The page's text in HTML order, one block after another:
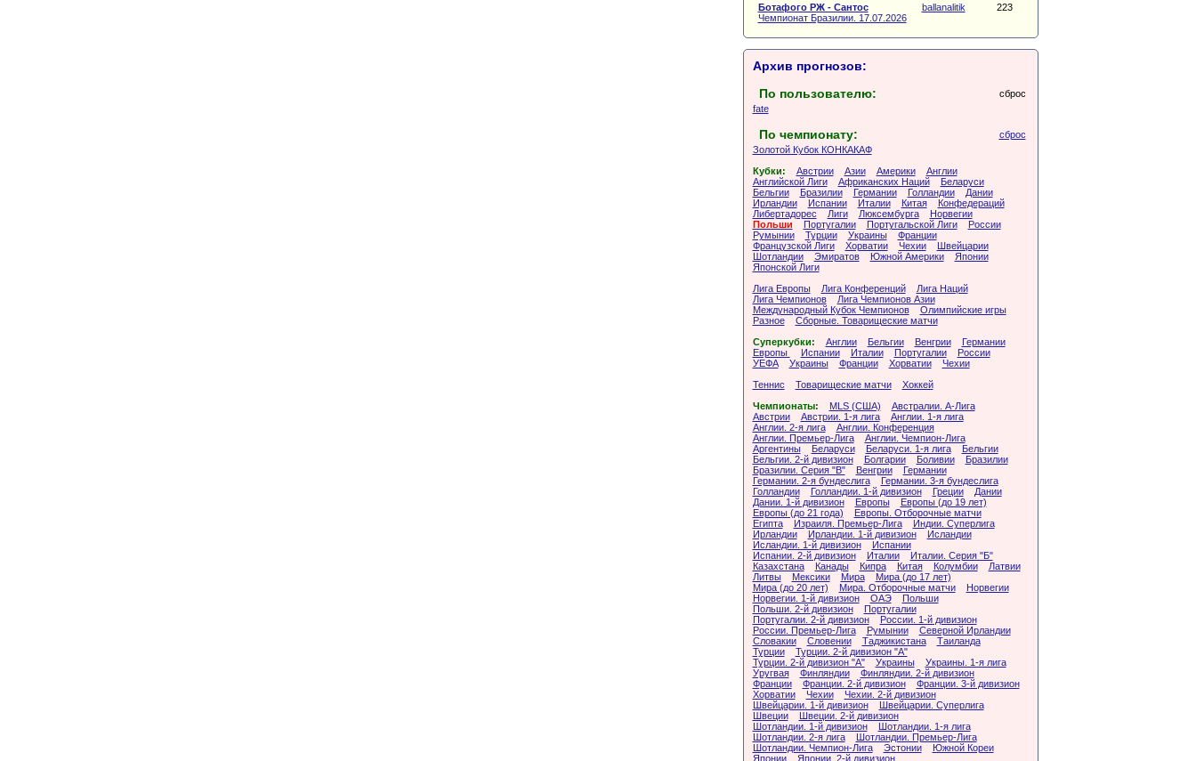
Ботафого РЖ - Сантос
Чемпионат Бразилии. 17.07.2026
ballanalitik 223
Архив прогнозов:
По пользователю:
сброс
fate
По чемпионату:
сброс
Золотой Кубок КОНКАКАФ
Кубки:
Австрии Азии Америки
Англии
Английской Лиги
Африканских Наций
Беларуси
Бельгии
Бразилии Германии Голландии
Дании
Ирландии
Испании Италии Китая
Конфедераций
Либертадорес
Лиги Люксембурга
Норвегии
Польши
Португалии Португальской Лиги
России
Румынии
Турции Украины
Франции
Французской Лиги
Хорватии Чехии
Швейцарии
Шотландии
Эмиратов Южной Америки
Японии
Японской Лиги
Лига Европы
Лига Конференций
Лига Наций
Лига Чемпионов
Лига Чемпионов Азии
Международный Кубок Чемпионов
Олимпийские игры
Разное
Сборные. Товарищеские матчи
Суперкубки:
Англии Бельгии Венгрии
Германии
Европы
Испании Италии Португалии
России
УЕФА
Украины Франции Хорватии
Чехии
Теннис
Товарищеские матчи
Хоккей
Чемпионаты:
MLS (США)
Австралии. А-Лига
Австрии
Австрии. 1-я лига
Англии. 1-я лига
Англии. 2-я лига
Англии. Конференция
Англии. Премьер-Лига
Англии. Чемпион-Лига
Аргентины
Беларуси Беларуси. 1-я лига
Бельгии
Бельгии. 2-й дивизион
Болгарии Боливии
Бразилии
Бразилии. Серия "B"
Венгрии
Германии
Германии. 2-я бундеслига
Германии. 3-я бундеслига
Голландии
Голландии. 1-й дивизион Греции
Дании
Дании. 1-й дивизион
Европы
Европы (до 19 лет)
Европы (до 21 года)
Европы. Отборочные матчи
Египта
Израиля. Премьер-Лига
Индии. Суперлига
Ирландии
Ирландии. 1-й дивизион
Исландии
Исландии. 1-й дивизион
Испании
Испании. 2-й дивизион
Италии
Италии. Серия "Б"
Казахстана
Канады Кипра Китая Колумбии
Латвии
Литвы
Мексики Мира
Мира (до 17 лет)
Мира (до 20 лет)
Мира. Отборочные матчи
Норвегии
Норвегии. 1-й дивизион
ОАЭ
Польши
Польши. 2-й дивизион
Португалии
Португалии. 2-й дивизион
России. 1-й дивизион
России. Премьер-Лига
Румынии
Северной Ирландии
Словакии
Словении Таджикистана
Таиланда
Турции
Турции. 2-й дивизион "А"
Турции. 2-й дивизион "А"
Украины
Украины. 1-я лига
Уругвая
Финляндии
Финляндии. 2-й дивизион
Франции
Франции. 2-й дивизион
Франции. 3-й дивизион
Хорватии
Чехии
Чехии. 2-й дивизион
Швейцарии. 1-й дивизион
Швейцарии. Суперлига
Швеции
Швеции. 2-й дивизион
Шотландии. 1-й дивизион
Шотландии. 1-я лига
Шотландии. 2-я лига
Шотландии. Премьер-Лига
Шотландии. Чемпион-Лига
Эстонии
Южной Кореи
Японии
Японии. 2-й дивизион